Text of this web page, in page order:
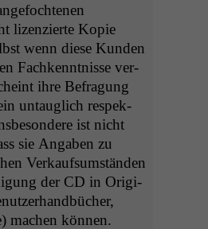
lizen­zierte Kopie
wenn diese Kun­den
Fachken­nt­nisse ver­
ihre Befra­gung
untauglich respek­
ist nicht
sie Angaben zu
Verkauf­sum­stän­den
der CD in Orig­i­
machen kön­nen.